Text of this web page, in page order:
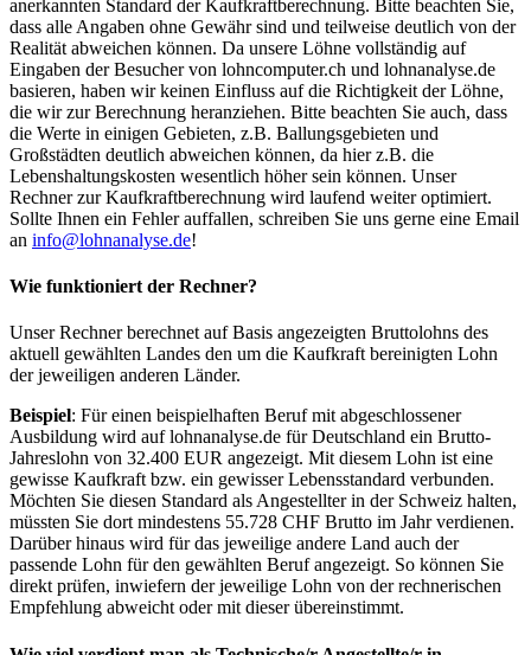
anerkannten Standard der Kaufkraftberechnung. Bitte beachten Sie,
dass alle Angaben ohne Gewähr sind und teilweise deutlich von der
Realität abweichen können. Da unsere Löhne vollständig auf
Eingaben der Besucher von lohncomputer.ch und lohnanalyse.de
basieren, haben wir keinen Einfluss auf die Richtigkeit der Löhne,
die wir zur Berechnung heranziehen. Bitte beachten Sie auch, dass
die Werte in einigen Gebieten, z.B. Ballungsgebieten und
Großstädten deutlich abweichen können, da hier z.B. die
Lebenshaltungskosten wesentlich höher sein können. Unser
Rechner zur Kaufkraftberechnung wird laufend weiter optimiert.
Sollte Ihnen ein Fehler auffallen, schreiben Sie uns gerne eine Email
an info@lohnanalyse.de!
Wie funktioniert der Rechner?
Unser Rechner berechnet auf Basis angezeigten Bruttolohns des
aktuell gewählten Landes den um die Kaufkraft bereinigten Lohn
der jeweiligen anderen Länder.
Beispiel: Für einen beispielhaften Beruf mit abgeschlossener
Ausbildung wird auf lohnanalyse.de für Deutschland ein Brutto-
Jahreslohn von 32.400 EUR angezeigt. Mit diesem Lohn ist eine
gewisse Kaufkraft bzw. ein gewisser Lebensstandard verbunden.
Möchten Sie diesen Standard als Angestellter in der Schweiz halten,
müssten Sie dort mindestens 55.728 CHF Brutto im Jahr verdienen.
Darüber hinaus wird für das jeweilige andere Land auch der
passende Lohn für den gewählten Beruf angezeigt. So können Sie
direkt prüfen, inwiefern der jeweilige Lohn von der rechnerischen
Empfehlung abweicht oder mit dieser übereinstimmt.